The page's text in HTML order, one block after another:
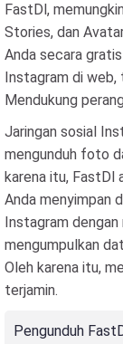
FastDl,
Stories, dan
Anda secara
Instagram di web,
Mendukung
Jaringan sosial
mengunduh foto
karena itu, FastDl
Anda menyimpan
Instagram dengan
mengumpulkan
Oleh karena itu,
terjamin.
Pengunduh